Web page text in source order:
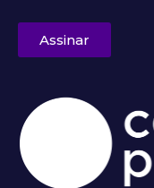
Assinar